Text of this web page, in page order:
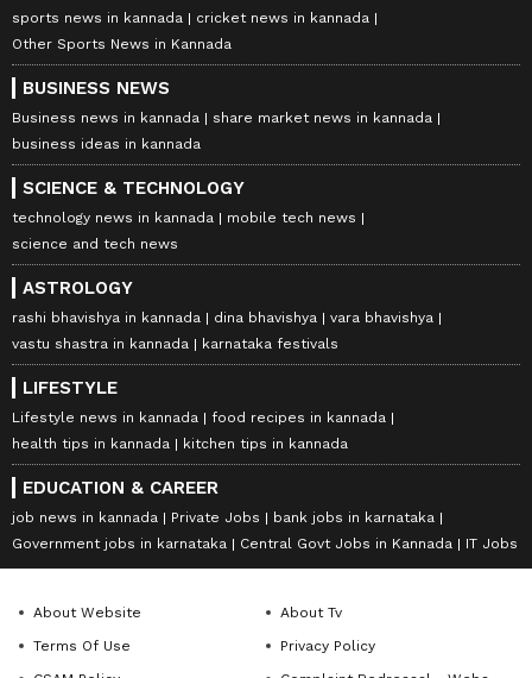
sports news in kannada
cricket news in kannada
Other Sports News in Kannada
BUSINESS NEWS
Business news in kannada
share market news in kannada
business ideas in kannada
SCIENCE & TECHNOLOGY
technology news in kannada
mobile tech news
science and tech news
ASTROLOGY
rashi bhavishya in kannada dina bhavishya
vara bhavishya
vastu shastra in kannada
karnataka festivals
LIFESTYLE
Lifestyle news in kannada
food recipes in kannada
health tips in kannada
kitchen tips in kannada
EDUCATION & CAREER
job news in kannada Private Jobs
bank jobs in karnataka
Government jobs in karnataka
Central Govt Jobs in Kannada IT Jobs
About Website
About Tv
Terms Of Use
Privacy Policy